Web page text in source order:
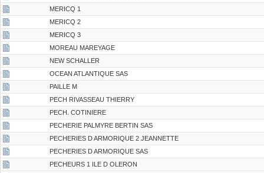
MERICQ 1
MERICQ 2
MERICQ 3
MOREAU MAREYAGE
NEW SCHALLER
OCEAN ATLANTIQUE SAS
PAILLE M
PECH RIVASSEAU THIERRY
PECH. COTINIERE
PECHERIE PALMYRE BERTIN SAS
PECHERIES D ARMORIQUE 2 JEANNETTE
PECHERIES D ARMORIQUE SAS
PECHEURS 1 ILE D OLERON